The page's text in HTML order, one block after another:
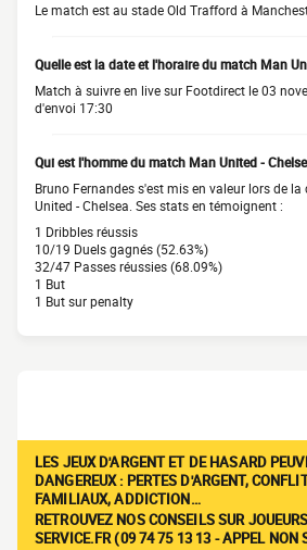
Le match est au stade Old Trafford à
Quelle est la date et l'horaire du match Man
Match à suivre en live sur Footdirect le 03
d'envoi 17:30
Qui est l'homme du match Man United -
Bruno Fernandes s'est mis en valeur lors de
United - Chelsea. Ses stats en témoignent :
1 Dribbles réussis
10/19 Duels gagnés (52.63%)
32/47 Passes réussies (68.09%)
1 But
1 But sur penalty
LES JEUX D'ARGENT ET DE HASARD
DANGEREUX : PERTES D'ARGENT,
FAMILIAUX, ADDICTION…
RETROUVEZ NOS CONSEILS SUR
SERVICE.FR (09 74 75 13 13 - APPEL NON